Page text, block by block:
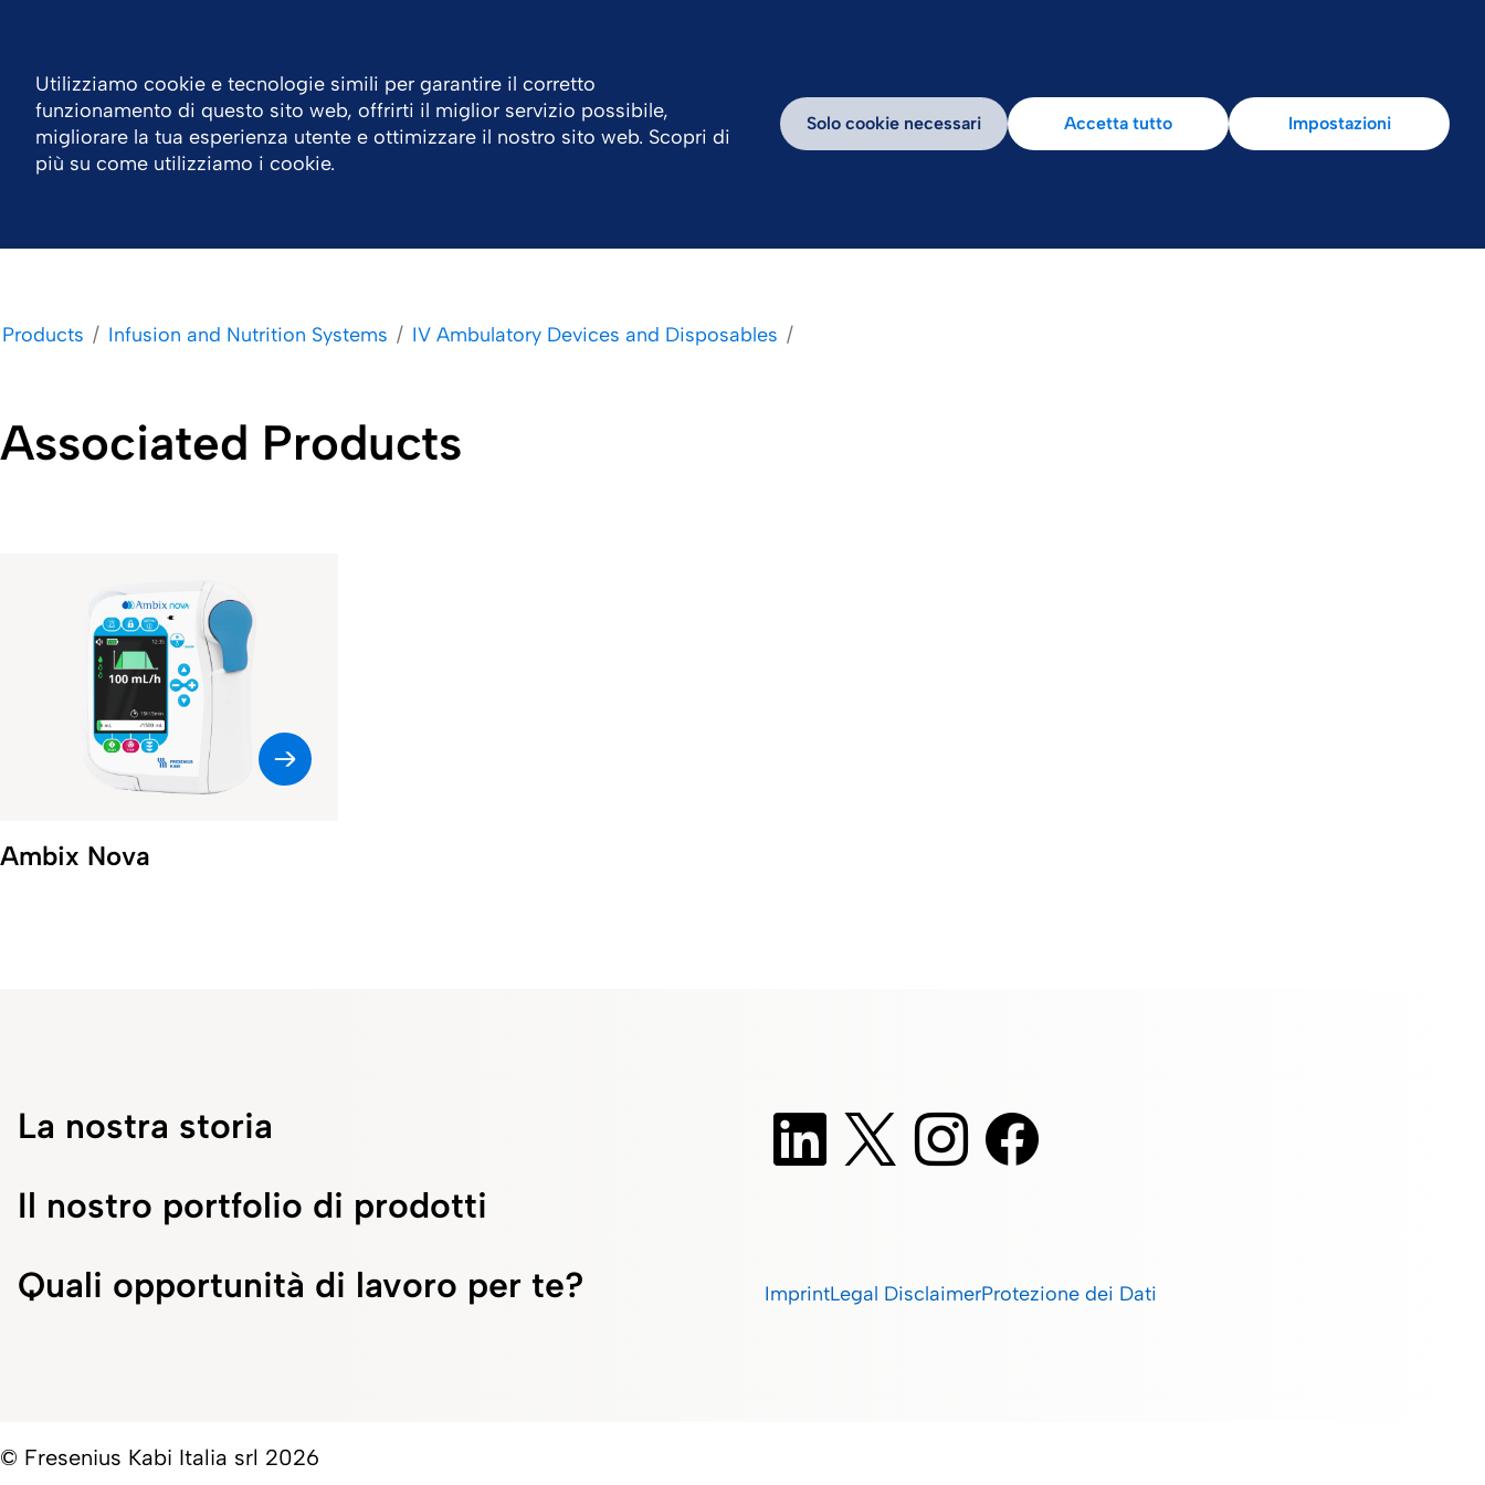
Azienda Aree Terapeutiche Prodotti Lavora con Noi Centro News Blog
Products Infusion and Nutrition Systems IV Ambulatory Devices and Disposables
Associated Products
Ambix Nova
La nostra storia
Il nostro portfolio di prodotti
Quali opportunità di lavoro per te?
ImprintLegal DisclaimerProtezione dei Dati
© Fresenius Kabi Italia srl 2026
Utilizziamo cookie e tecnologie simili per garantire il corretto
funzionamento di questo sito web, offrirti il miglior servizio possibile,
migliorare la tua esperienza utente e ottimizzare il nostro sito web. Scopri di
più su come utilizziamo i cookie.
Solo cookie necessari Accetta tutto Impostazioni